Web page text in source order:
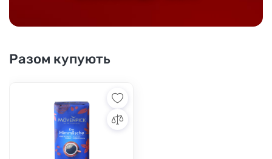
Разом купують